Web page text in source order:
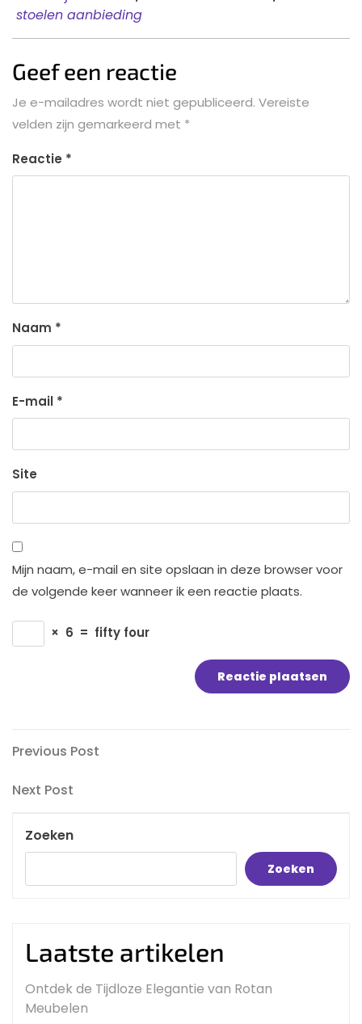
stoelen aanbieding
Geef een reactie
Je e-mailadres wordt niet gepubliceerd. Vereiste
velden zijn gemarkeerd met *
Reactie *
Naam *
E-mail *
Site
Mijn naam, e-mail en site opslaan in deze browser voor
de volgende keer wanneer ik een reactie plaats.
× 6 = fifty four
Bericht
navigatie
Previous
Previous Post
Next
Next Post
Zoeken
Zoeken
Laatste artikelen
Ontdek de Tijdloze Elegantie van Rotan
Meubelen